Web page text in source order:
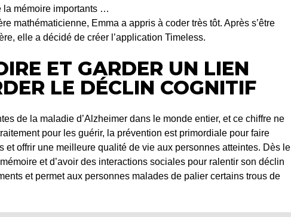
la mémoire importants …
mathématicienne, Emma a appris à coder très tôt. Après s’être
elle a décidé de créer l’application Timeless.
ET GARDER UN LIEN
LE DÉCLIN COGNITIF
de la maladie d’Alzheimer dans le monde entier, et ce chiffre ne
pour les guérir, la prévention est primordiale pour faire
et offrir une meilleure qualité de vie aux personnes atteintes. Dès le
et d’avoir des interactions sociales pour ralentir son déclin
et permet aux personnes malades de palier certains trous de